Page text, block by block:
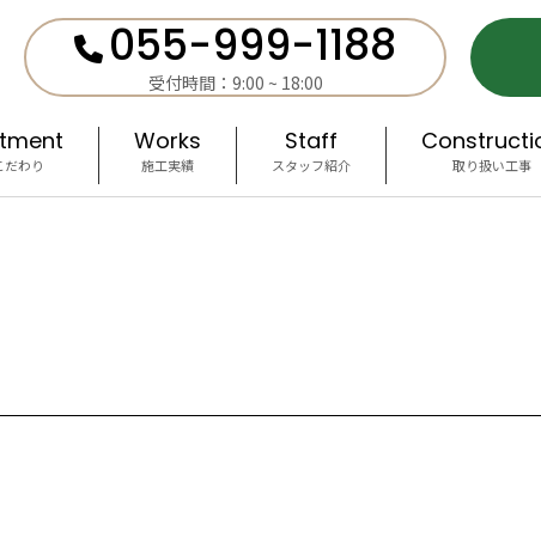
055-999-1188
受付時間：9:00 ~ 18:00
わり
Works
施工実績
Staff
スタッフ紹介 取り扱い工事